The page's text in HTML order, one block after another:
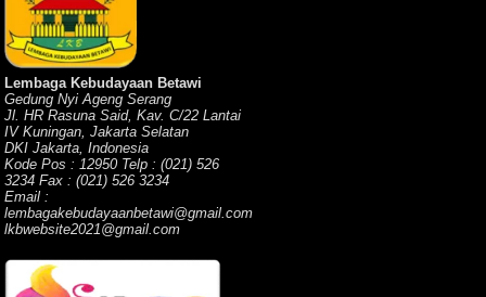
Lembaga Kebudayaan Betawi
Gedung Nyi Ageng Serang
Jl. HR Rasuna Said, Kav. C/22 Lantai
IV Kuningan, Jakarta Selatan
DKI Jakarta, Indonesia
Kode Pos : 12950 Telp : (021) 526
3234 Fax : (021) 526 3234
Email :
lembagakebudayaanbetawi@gmail.com
lkbwebsite2021@gmail.com